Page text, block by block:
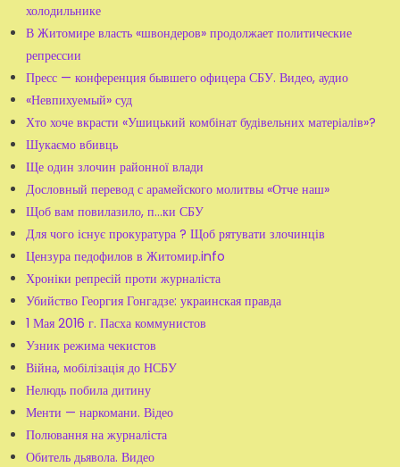
холодильнике
В Житомире власть «швондеров» продолжает политические
репрессии
Пресс — конференция бывшего офицера СБУ. Видео, аудио
«Невпихуемый» суд
Хто хоче вкрасти «Ушицький комбінат будівельних матеріалів»?
Шукаємо вбивць
Ще один злочин районної влади
Дословный перевод с арамейского молитвы «Отче наш»
Щоб вам повилазило, п...ки СБУ
Для чого існує прокуратура ? Щоб рятувати злочинців
Цензура педофилов в Житомир.info
Хроніки репресій проти журналіста
Убийство Георгия Гонгадзе: украинская правда
1 Мая 2016 г. Пасха коммунистов
Узник режима чекистов
Війна, мобілізація до НСБУ
Нелюдь побила дитину
Менти — наркомани. Відео
Полювання на журналіста
Обитель дьявола. Видео